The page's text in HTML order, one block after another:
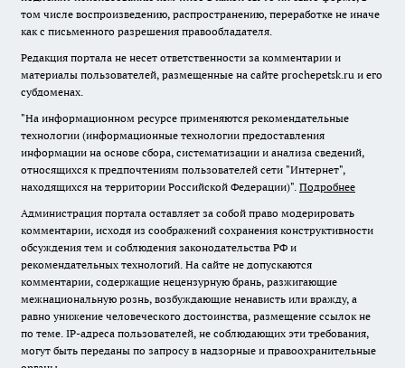
том числе воспроизведению, распространению, переработке не иначе
как с письменного разрешения правообладателя.
Редакция портала не несет ответственности за комментарии и
материалы пользователей, размещенные на сайте prochepetsk.ru и его
субдоменах.
"На информационном ресурсе применяются рекомендательные
технологии (информационные технологии предоставления
информации на основе сбора, систематизации и анализа сведений,
относящихся к предпочтениям пользователей сети "Интернет",
находящихся на территории Российской Федерации)". Подробнее
Администрация портала оставляет за собой право модерировать
комментарии, исходя из соображений сохранения конструктивности
обсуждения тем и соблюдения законодательства РФ и
рекомендательных технологий. На сайте не допускаются
комментарии, содержащие нецензурную брань, разжигающие
межнациональную рознь, возбуждающие ненависть или вражду, а
равно унижение человеческого достоинства, размещение ссылок не
по теме. IP-адреса пользователей, не соблюдающих эти требования,
могут быть переданы по запросу в надзорные и правоохранительные